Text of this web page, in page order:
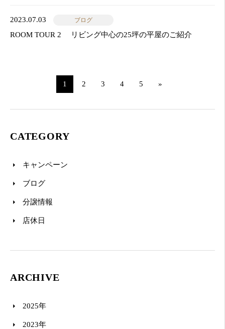
2023.07.03 ブログ
ROOM TOUR 2 リビング中心の25坪の平屋のご紹介
1 2 3 4 5 »
CATEGORY
キャンペーン
ブログ
分譲情報
店休日
ARCHIVE
2025年
2023年